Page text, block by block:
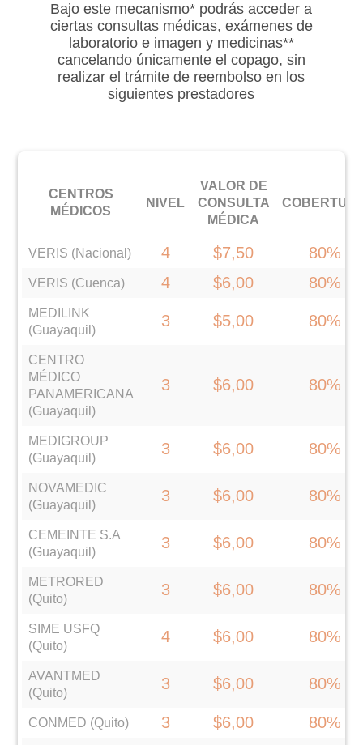
Bajo este mecanismo* podrás acceder a
ciertas consultas médicas, exámenes de
laboratorio e imagen y medicinas**
cancelando únicamente el copago, sin
realizar el trámite de reembolso en los
siguientes prestadores
CENTROS
MÉDICOS
NIVEL
VALOR DE
CONSULTA
MÉDICA
VERIS (Nacional) 4 $7,50 80%
VERIS (Cuenca) 4 $6,00 80%
MEDILINK
(Guayaquil)
3 $5,00 80%
CENTRO
MÉDICO
PANAMERICANA
(Guayaquil)
3 $6,00 80%
MEDIGROUP
(Guayaquil)
3 $6,00 80%
NOVAMEDIC
(Guayaquil)
3 $6,00 80%
CEMEINTE S.A
(Guayaquil)
3 $6,00 80%
METRORED
(Quito)
3 $6,00 80%
SIME USFQ
(Quito)
4 $6,00 80%
AVANTMED
(Quito)
3 $6,00 80%
CONMED (Quito) 3 $6,00 80%